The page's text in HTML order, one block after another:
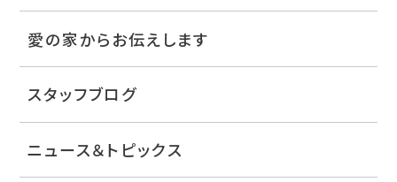
愛の家からお伝えします
スタッフブログ
ニュース＆トピックス